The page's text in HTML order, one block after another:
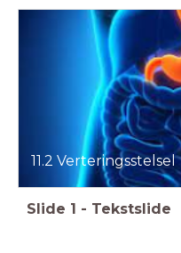
11.2 Verteringsstelsel
Slide 1 - Tekstslide